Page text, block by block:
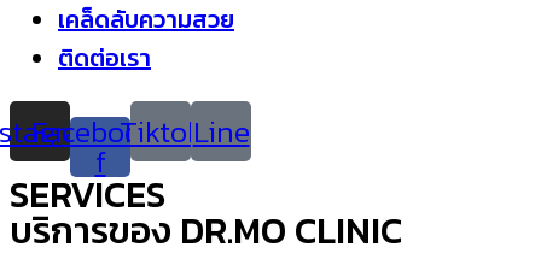
เคล็ดลับความสวย
ติดต่อเรา
Facebook-
f
TiktokLine
SERVICES
บริการของ DR.MO CLINIC